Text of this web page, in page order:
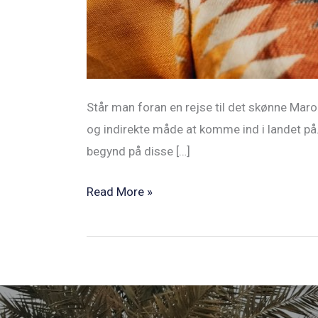
Står man foran en rejse til det skønne
og indirekte måde at komme ind i landet
begynd på disse […]
Read More »